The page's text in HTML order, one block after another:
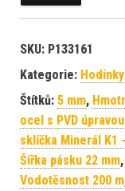
SKU: P133161
Kategorie: Hodinky
Štítků: 5 mm,
ocel s PVD
sklíčka Minerál K1
Šířka pásku 22 mm,
Vodotěsnost 200 m